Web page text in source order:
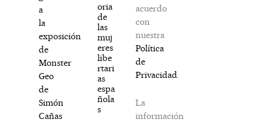
a
la
exposición
de
Monster
Geo
de
Simón
Cañas
oria
de
las
muj
eres
libe
rtari
as
espa
ñola
s
acuerdo
con
nuestra
Política
de
Privacidad
La
información